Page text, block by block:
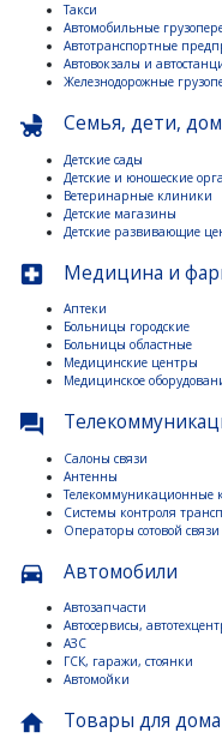
Такси
Автомобильные
Автотранспортные
Автовокзалы и
Железнодорожные
child_friendly Семья, дети,
Детские сады
Детские и юношеские
Ветеринарные клиники
Детские магазины
Детские развивающие
local_hospital Медицина и
Аптеки
Больницы городские
Больницы областные
Медицинские центры
Медицинское
question_answer
Салоны связи
Антенны
Телекоммуникационные
Системы контроля
Операторы сотовой связи
directions_car Автомобили
Автозапчасти
Автосервисы,
АЗС
ГСК, гаражи, стоянки
Автомойки
home Товары для